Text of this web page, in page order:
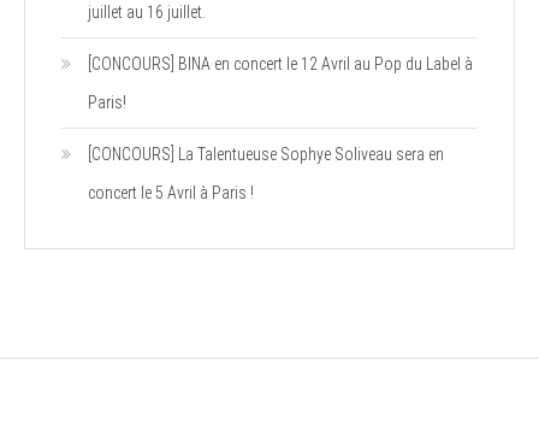
juillet au 16 juillet.
[CONCOURS] BINA en concert le 12 Avril au Pop du Label à
Paris!
[CONCOURS] La Talentueuse Sophye Soliveau sera en
concert le 5 Avril à Paris !